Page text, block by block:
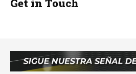
Get in Touch